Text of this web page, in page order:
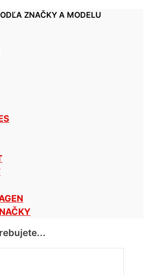
ZNAČKY A MODELU